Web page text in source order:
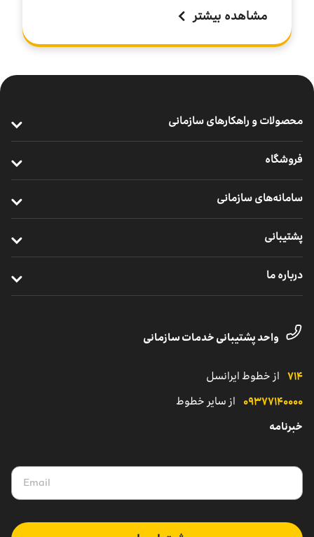
مشاهده بیشتر
محصولات و راهکارهای سازمانی
ارتباطات یکپارچه سازمانی
خدمات ابری
اینترنت اشیا
خدمات دیجیتال
فروشگاه
خرید ردیاب خودرو
سامانه‌های سازمانی
مدیریت هوشمند ناوگان
پشتیبانی
نمایندگی
درباره ما
داستان موفقیت
واحد پشتیبانی خدمات سازمانی
۷۱۴ از خطوط ایرانسل
۰۹۳۷۷۱۴۰۰۰۰ از سایر خطوط
خبرنامه